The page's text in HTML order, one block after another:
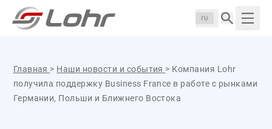
Перейти к содержанию
Langue :
Главная > Наши новости и события > Компания Lohr
получила поддержку Business France в работе с рынками
Германии, Польши и Ближнего Востока
Панель управления cookies